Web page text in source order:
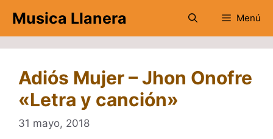
contenido
Musica Llanera Menú
Adiós Mujer – Jhon Onofre
«Letra y canción»
31 mayo, 2018